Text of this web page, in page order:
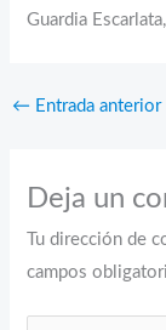
Guardia
← Entrada anterior
Deja un
Tu dirección de
campos